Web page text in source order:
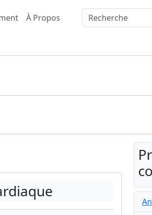
À Propos